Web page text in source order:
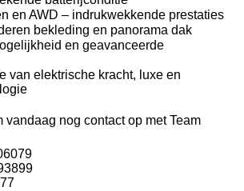
en AWD – indrukwekkende prestaties
bekleding en panorama dak
en geavanceerde
van elektrische kracht, luxe en
nog contact op met Team